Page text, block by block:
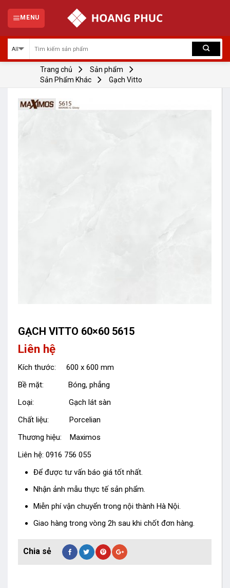
content
MENU
Trang chủ
Sản phẩm
Sản Phẩm Khác
Gạch Vitto
GẠCH VITTO 60×60 5615
Liên hệ
Kích thước: 600 x 600 mm
Bề mặt: Bóng, phẳng
Loại: Gạch lát sàn
Chất liệu: Porcelian
Thương hiệu: Maximos
Liên hệ: 0916 756 055
Để được tư vấn báo giá tốt nhất.
Nhận ảnh mẫu thực tế sản phẩm.
Miễn phí vận chuyển trong nội thành Hà Nội.
Giao hàng trong vòng 2h sau khi chốt đơn hàng.